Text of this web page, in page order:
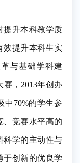
提升本科教学质
效提升本科生实
与基础学科建
赛，2013年创办
中70%的学生参
、竞赛水平高的
科学的主动性与
于创新的优良学